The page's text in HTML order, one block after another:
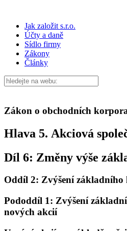
Jak založit s.r.o.
Účty a daně
Sídlo firmy
Zákony
Články
Zákon o obchodních
Hlava 5. Akciová
Díl 6: Změny výše
Oddíl 2: Zvýšení základního
Pododdíl 1: Zvýšení
nových akcií